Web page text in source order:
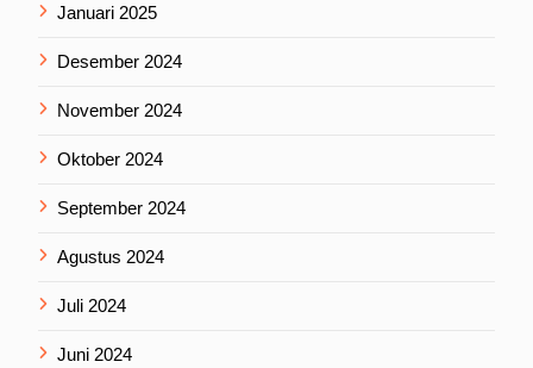
Januari 2025
Desember 2024
November 2024
Oktober 2024
September 2024
Agustus 2024
Juli 2024
Juni 2024